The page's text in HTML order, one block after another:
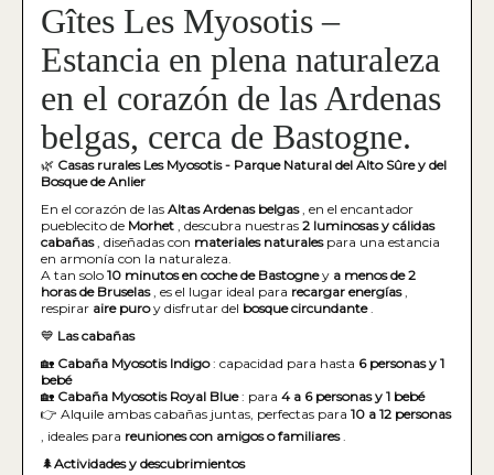
Gîtes Les Myosotis –
Estancia en plena naturaleza
en el corazón de las Ardenas
belgas, cerca de Bastogne.
🌿 Casas rurales Les Myosotis - Parque Natural del Alto Sûre y del
Bosque de Anlier
En el corazón de las Altas Ardenas belgas, en el encantador
pueblecito de Morhet , descubra nuestras 2 luminosas y cálidas
cabañas, diseñadas con materiales naturalespara una estancia
en armonía con la naturaleza.
A tan solo 10 minutos en coche de Bastogney a menos de 2
horas de Bruselas, es el lugar ideal para recargar energías,
respirar aire puroy disfrutar del bosque circundante.
💙 Las cabañas
🏡 Cabaña Myosotis Indigo: capacidad para hasta 6 personas y 1
bebé
🏡 Cabaña Myosotis Royal Blue: para 4 a 6 personas y 1 bebé
👉 Alquile ambas cabañas juntas, perfectas para 10 a 12 personas
, ideales para reuniones con amigos o familiares.
🌲Actividades y descubrimientos